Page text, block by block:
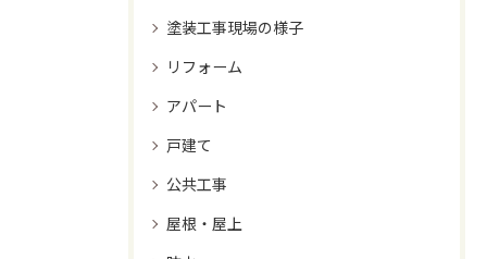
塗装工事現場の様子
リフォーム
アパート
戸建て
公共工事
屋根・屋上